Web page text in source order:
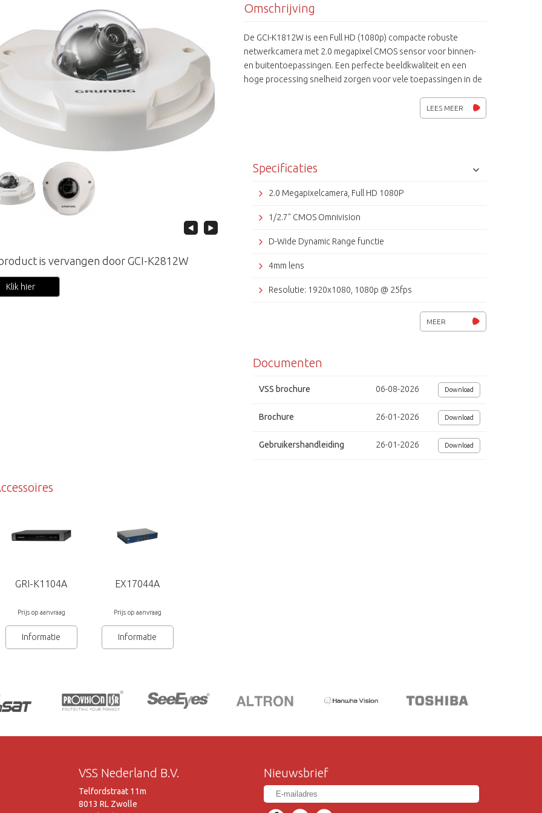
is vervangen door GCI-K2812W
Klik hier
Omschrijving
De GCI-K1812W is een Full HD (1080p) compacte robuste
netwerkcamera met 2.0 megapixel CMOS sensor voor binnen-
en buitentoepassingen. Een perfecte beeldkwaliteit en een
hoge processing snelheid zorgen voor vele toepassingen in de
LEES MEER
Specificaties
2.0 Megapixelcamera, Full HD 1080P
1/2.7" CMOS Omnivision
D-Wide Dynamic Range functie
4mm lens
Resolutie: 1920x1080, 1080p @ 25fps
lichtgevoeligheid 0.1 lux @ F1.5
ATW, AWB, privacy masking, bewegingsdetectie
IPv4, IPv6, TCP/IP, UDP, RTP, RTSP, HTTP(s), ICMP, FTP, SMTP
MEER
Documenten
VSS brochure 06-08-2026 Download
Brochure 26-01-2026 Download
Gebruikershandleiding 26-01-2026 Download
GRI-K1104A
Prijs op aanvraag
Informatie
EX17044A
Prijs op aanvraag
Informatie
VSS Nederland B.V.
Telfordstraat 11m
8013 RL Zwolle
Nieuwsbrief